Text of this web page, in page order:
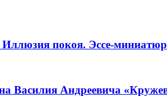
покоя. Эссе-
Василия Андреевича